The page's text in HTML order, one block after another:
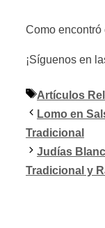
Como encontró
¡Síguenos en
Etiquetas
Artículos
Lomo en
Tradicional
Judías
Tradicional y